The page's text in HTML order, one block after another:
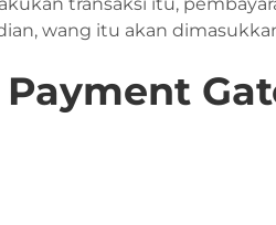
wang itu akan
Payment